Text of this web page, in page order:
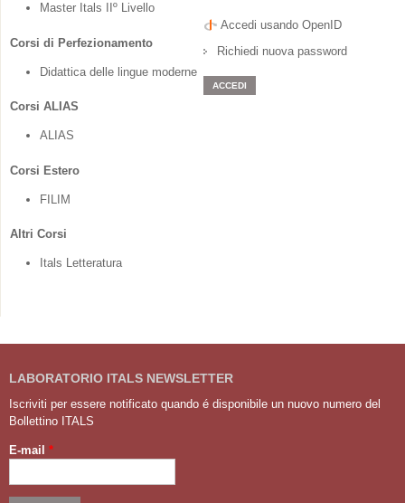
Master Itals IIº Livello
Corsi di Perfezionamento
Didattica delle lingue moderne
Corsi ALIAS
ALIAS
Corsi Estero
FILIM
Altri Corsi
Itals Letteratura
Accedi usando OpenID
Richiedi nuova password
LABORATORIO ITALS NEWSLETTER
Iscriviti per essere notificato quando é disponibile un nuovo numero del
Bollettino ITALS
E-mail *